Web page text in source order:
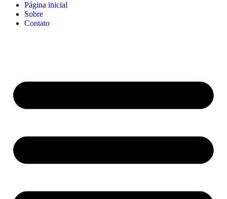
Página inicial
Sobre
Contato